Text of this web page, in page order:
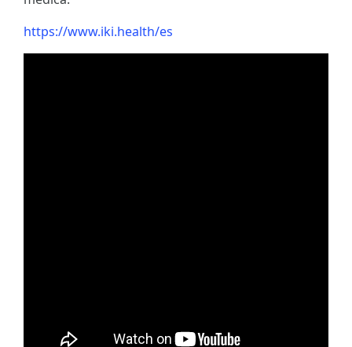
https://www.iki.health/es